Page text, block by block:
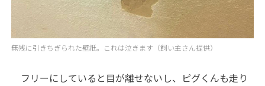
無残に引きちぎられた壁紙。これは泣きます（飼い主さん提供）
フリーにしていると目が離せないし、ピグくんも走り